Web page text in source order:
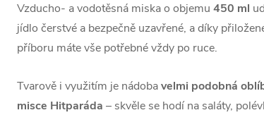
Vzducho- a vodotěsná miska o objemu 450 ml
jídlo čerstvé a bezpečně uzavřené, a díky
příboru máte vše potřebné vždy po ruce.
Tvarově i využitím je nádobavelmi podobná
misce Hitparáda – skvěle se hodí na saláty,